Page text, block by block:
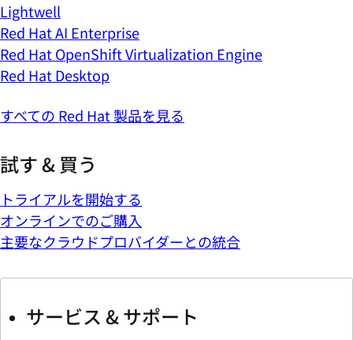
Lightwell
Red Hat AI Enterprise
Red Hat OpenShift Virtualization Engine
Red Hat Desktop
すべての Red Hat 製品を見る
試す & 買う
トライアルを開始する
オンラインでのご購入
主要なクラウドプロバイダーとの統合
サービス & サポート